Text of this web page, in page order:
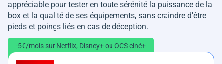
appréciable pour tester en toute sérénité la puissance de la
box et la qualité de ses équipements, sans craindre d'être
pieds et poings liés en cas de déception.
-5€/mois sur Netflix, Disney+ ou OCS ciné+